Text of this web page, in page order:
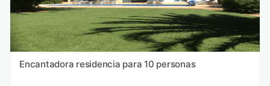
Encantadora residencia para 10 personas